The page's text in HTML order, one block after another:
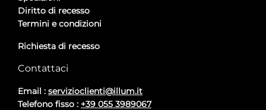
Diritto di recesso
Termini e condizioni
Richiesta di recesso
Contattaci
Email : servizioclienti@illum.it
Telefono fisso : +39 055 3989067